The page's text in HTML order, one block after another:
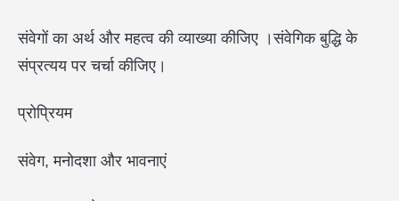
संवेगों का अर्थ और महत्व की व्याख्या कीजिए ।संवेगिक बुद्धि के
संप्रत्यय पर चर्चा कीजिए।
प्रोप्रियम
संवेग, मनोदशा और भावनाएं